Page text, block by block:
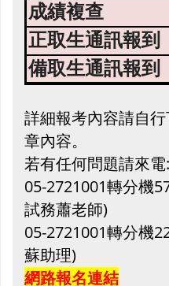
成績複查
正取生通訊報到
備取生通訊報到
詳細報考內容請自
章內容。
若有任何問題請來電:
05-2721001轉分機
試務蕭老師)
05-2721001轉分機
蘇助理)
網路報名連結